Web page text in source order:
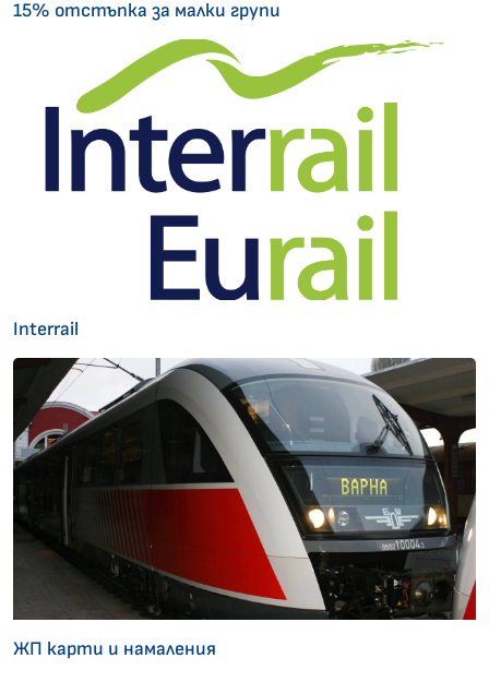
15% отстъпка за малки групи
Interrail
ЖП карти и намаления